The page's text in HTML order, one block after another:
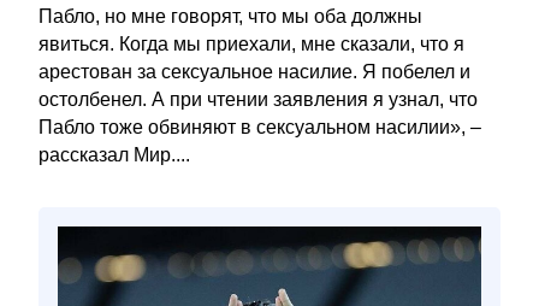
Пабло, но мне говорят, что мы оба должны
явиться. Когда мы приехали, мне сказали, что я
арестован за сексуальное насилие. Я побелел и
остолбенел. А при чтении заявления я узнал, что
Пабло тоже обвиняют в сексуальном насилии», –
рассказал Мир....